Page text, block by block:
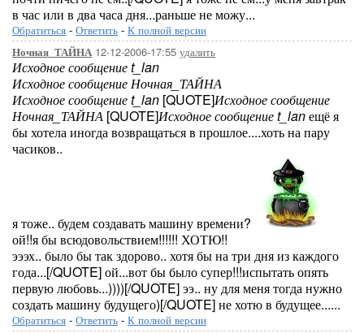
в час или в два часа дня...раньше не можу...
Обратиться - Ответить - К полной версии
Ночная_ТАЙНА 12-12-2006-17:55 удалить
Исходное сообщение t_lan
Исходное сообщение Ночная_ТАЙНА
Исходное сообщение t_lan [QUOTE]Исходное сообщение
Ночная_ТАЙНА [QUOTE]Исходное сообщение t_lanещё я
бы хотела иногда возвращаться в прошлое....хоть на пару
часиков..
я тоже.. будем создавать машину времени?
ой!!я бы всюдовольствием!!!!!! ХОТЮ!!
эээх.. было бы так здорово.. хотя бы на три дня из каждого
года...[/QUOTE] ой...вот бы было супер!!!испытать опять
первую любовь...))))[/QUOTE] ээ.. ну для меня тогда нужно
создать машину будущего)[/QUOTE] не хотю в будущее......
Обратиться - Ответить - К полной версии